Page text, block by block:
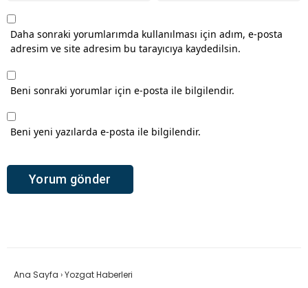
Daha sonraki yorumlarımda kullanılması için adım, e-posta
adresim ve site adresim bu tarayıcıya kaydedilsin.
Beni sonraki yorumlar için e-posta ile bilgilendir.
Beni yeni yazılarda e-posta ile bilgilendir.
Ana Sayfa ›Yozgat Haberleri